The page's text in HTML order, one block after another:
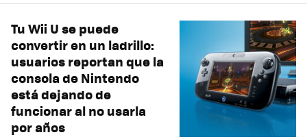
Tu Wii U se puede
convertir en un ladrillo:
usuarios reportan que la
consola de Nintendo
está dejando de
funcionar al no usarla
por años